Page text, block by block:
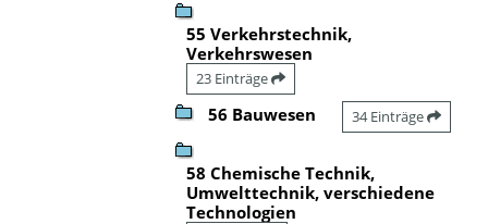
55 Verkehrstechnik,
Verkehrswesen
23 Einträge
56 Bauwesen 34 Einträge
58 Chemische Technik,
Umwelttechnik, verschiedene
Technologien